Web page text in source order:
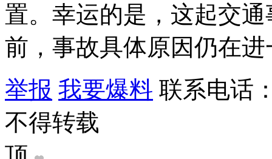
置。幸运的是，这起交
前，事故具体原因仍在
举报 我要爆料 联系电话
不得转载